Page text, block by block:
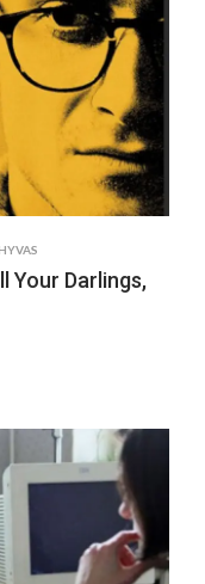
Your Darlings,